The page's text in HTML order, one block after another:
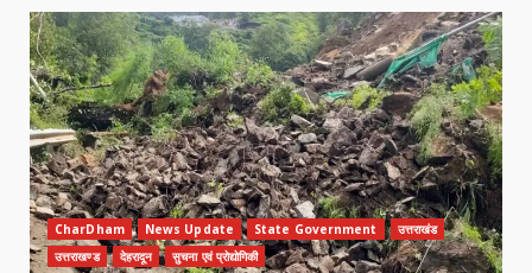
CharDham News Update State Government
उत्तराखंड
उत्तराखण्ड
देहरादून सुचना एवं प्रोद्योगिकी